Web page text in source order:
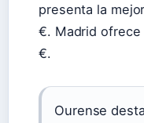
presenta la
€. Madrid ofrece
€.
Ourense